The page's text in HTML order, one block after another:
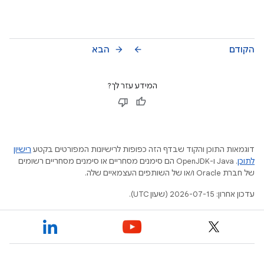
הקודם arrow_back הבא arrow_forward
המידע עזר לך?
דוגמאות התוכן והקוד שבדף הזה כפופות לרישיונות המפורטים בקטע רישיון
לתוכן
.‏ Java ו-OpenJDK הם סימנים מסחריים או סימנים מסחריים רשומים
של חברת Oracle ו/או של השותפים העצמאיים שלה.
עדכון אחרון: 2026-07-15 (שעון UTC).